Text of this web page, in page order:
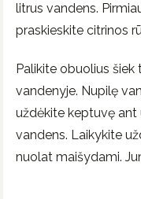
litrus vandens.
praskieskite citrinos
Palikite obuolius
vandenyje. Nupilę
uždėkite keptuvę ant
vandens. Laikykite
nuolat maišydami.